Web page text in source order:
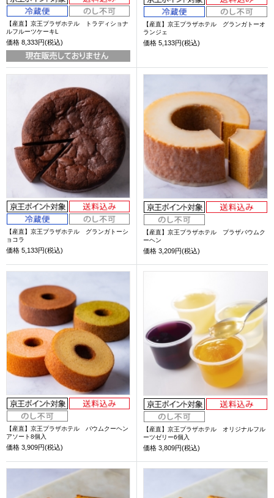
【産直】京王プラザホテル トラディショナ
ルフルーツケーキL
価格 8,333円(税込)
【産直】京王プラザホテル グランガトーオ
ランジェ
価格 5,133円(税込)
【産直】京王プラザホテル グランガトーシ
ョコラ
価格 5,133円(税込)
【産直】京王プラザホテル プラザバウムク
ーヘン
価格 3,209円(税込)
【産直】京王プラザホテル バウムクーヘン
アソート8個入
価格 3,909円(税込)
【産直】京王プラザホテル オリジナルフル
ーツゼリー6個入
価格 3,809円(税込)